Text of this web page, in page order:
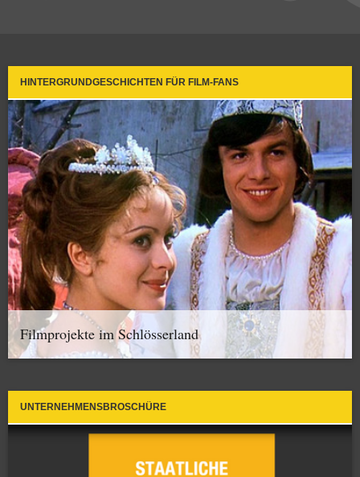
HINTERGRUNDGESCHICHTEN FÜR FILM-FANS
Filmprojekte im Schlösserland
UNTERNEHMENSBROSCHÜRE